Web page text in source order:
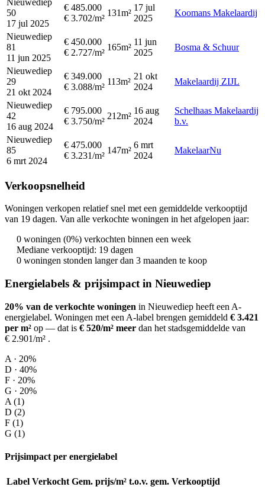
Nieuwediep
50
17 jul 2025
€ 485.000
€ 3.702/m²
131m²
17 jul
2025
Koomans Makelaardij
Nieuwediep
81
11 jun 2025
€ 450.000
€ 2.727/m²
165m²
11 jun
2025
Bosma & Schuur
Nieuwediep
29
21 okt 2024
€ 349.000
€ 3.088/m²
113m²
21 okt
2024
Makelaardij ZIJL
Nieuwediep
42
16 aug 2024
€ 795.000
€ 3.750/m²
212m²
16 aug
2024
Schelhaas Makelaardij
b.v.
Nieuwediep
85
6 mrt 2024
€ 475.000
€ 3.231/m²
147m²
6 mrt
2024
MakelaarNu
Verkoopsnelheid
Woningen verkopen relatief snel met een gemiddelde verkooptijd
van 19 dagen. Van alle verkochte woningen in het afgelopen jaar:
0 woningen (0%) verkochten binnen een week
Mediane verkooptijd: 19 dagen
0 woningen stonden langer dan 3 maanden te koop
Energielabels & prijsimpact in Nieuwediep
20% van de verkochte woningen in Nieuwediep heeft een A-
energielabel. Woningen met een A-label brengen gemiddeld € 3.421
per m² op — dat is € 520/m² meer dan het stadsgemiddelde van
€ 2.901/m² .
A · 20%
D · 40%
F · 20%
G · 20%
A (1)
D (2)
F (1)
G (1)
Prijsimpact per energielabel
Label Verkocht Gem. prijs/m² t.o.v. gem. Verkooptijd